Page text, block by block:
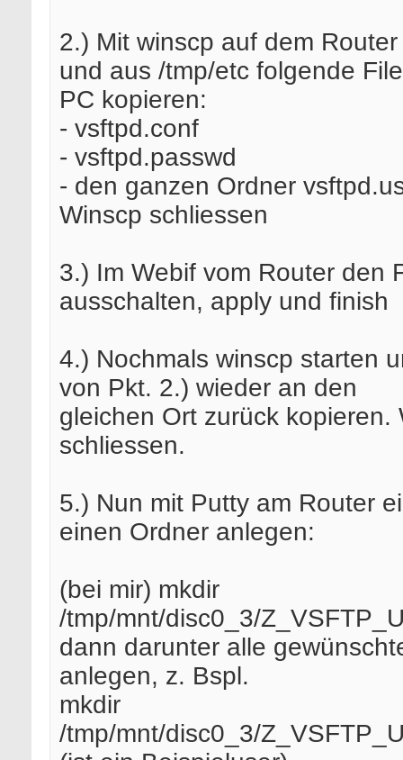
2.) Mit winscp auf dem
und aus /tmp/etc folgende
PC kopieren:
- vsftpd.conf
- vsftpd.passwd
- den ganzen Ordner
Winscp schliessen
3.) Im Webif vom Router den
ausschalten, apply und finish
4.) Nochmals winscp starten
von Pkt. 2.) wieder an den
gleichen Ort zurück kopieren.
schliessen.
5.) Nun mit Putty am Router
einen Ordner anlegen:
(bei mir) mkdir
/tmp/mnt/disc0_3/
dann darunter alle
anlegen, z. Bspl.
mkdir
/tmp/mnt/disc0_3/